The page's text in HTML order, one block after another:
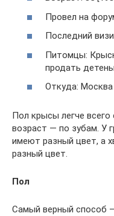
Провел на
Последний
Питомцы:
продать
Откуда: Москва
Пол крысы легче всего
возраст — по зубам. У
имеют разный цвет, а
разный цвет.
Пол
Самый верный способ